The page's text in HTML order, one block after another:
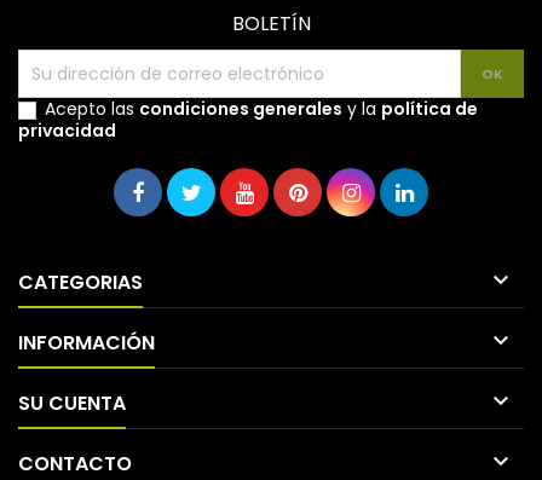
BOLETÍN
Acepto las condiciones generales y la política de
privacidad
CATEGORIAS 
INFORMACIÓN 
SU CUENTA 
CONTACTO 